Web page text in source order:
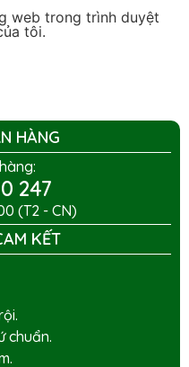
web trong trình duyệt
tôi.
HÀNG
247
(T2 - CN)
KẾT
chuẩn.